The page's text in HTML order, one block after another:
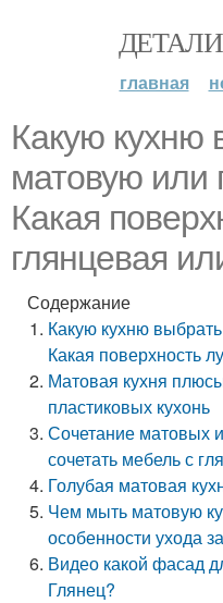
главная
Какую кухню
матовую или
Какая
глянцевая
Содержание
Какую кухню
Какая поверхность
Матовая кухня
пластиковых кухонь
Сочетание матовых
сочетать мебель с
Голубая матовая
Чем мыть матовую
особенности ухода
Видео какой фасад
Глянец?